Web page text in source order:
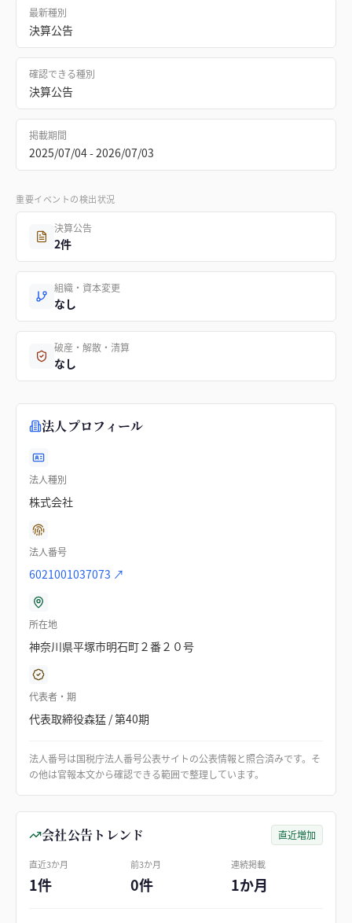
最新種別
決算公告
確認できる種別
決算公告
掲載期間
2025/07/04 - 2026/07/03
重要イベントの検出状況
決算公告
2件
組織・資本変更
なし
破産・解散・清算
なし
法人プロフィール
法人種別
株式会社
法人番号
6021001037073 ↗
所在地
神奈川県平塚市明石町２番２０号
代表者・期
代表取締役森猛 / 第40期
法人番号は国税庁法人番号公表サイトの公表情報と照合済みです。そ
の他は官報本文から確認できる範囲で整理しています。
会社公告トレンド 直近増加
直近3か月
1件
前3か月
0件
連続掲載
1か月